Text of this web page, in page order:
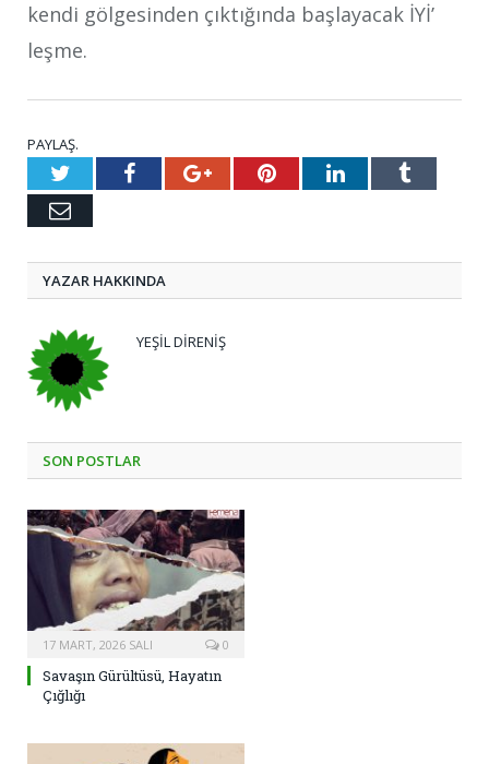
kendi gölgesinden çıktığında başlayacak İYİ’
leşme.
PAYLAŞ.
TwitterFacebookGoogle+PinterestLinkedInTumblr
E-
YAZAR HAKKINDA
YEŞIL DIRENIŞ
SON POSTLAR
17 MART, 2026 SALI 0
Savaşın Gürültüsü, Hayatın
Çığlığı